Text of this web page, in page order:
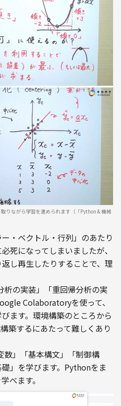
りながら学習を進められます（「Python & 機械
・ベクトル・行列」のあたり
死になってしまいましたが、
し再生したりすることで、理
析の実装」「重回帰分析の実
Colaboratoryを使って、
ます。環境構築のところから
築するにあたって難しくあり
数」「基本構文」「制御構
」を学びます。Pythonをま
べます。